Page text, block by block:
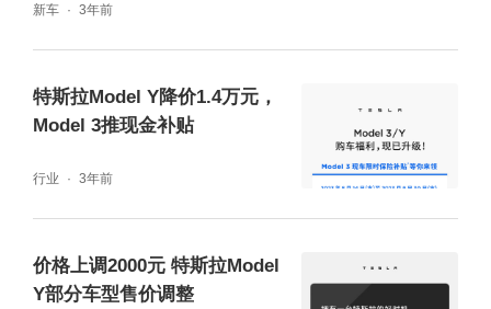
新车 3年前
特斯拉Model Y降价1.4万元，
Model 3推现金补贴
行业 3年前
价格上调2000元 特斯拉Model
Y部分车型售价调整